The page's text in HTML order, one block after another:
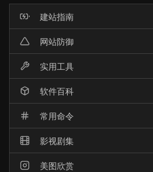
建站指南
网站防御
实用工具
软件百科
常用命令
影视剧集
美图欣赏